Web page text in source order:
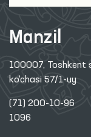
Manzil
100007, Toshkent
ko‘chasi 57/1-uy
(71) 200-10-96
1096